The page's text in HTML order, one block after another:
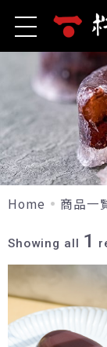
Home 商品一
Showing all 1
ホーム
商品一覧
洋菓子
山
山
リ
生
山
サ
季
果
新規会員登
ログイン
杵屋本店と
お問い合わ
ご利用ガイ
包装につい
よくあるご
お知らせ
当サイトに